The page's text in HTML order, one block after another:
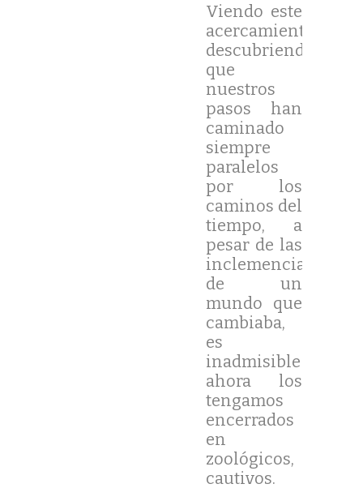
Viendo este
acercamiento,
descubriendo
que
nuestros
pasos han
caminado
siempre
paralelos
por los
caminos del
tiempo, a
pesar de las
inclemencias
de un
mundo que
cambiaba,
es
inadmisible que
ahora los
tengamos
encerrados
en
zoológicos,
cautivos.